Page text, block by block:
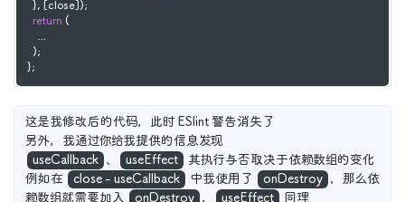
return (
};
这是我修改后的代码，此时 ESlint 警告消失了
另外，我通过你给我提供的信息发现
useCallback 、 useEffect
其执行与否取决于依赖数组的变化
例如在
close - useCallback 中我使用了 onDestroy ，那么依
赖数组就需要加入
onDestroy ， useEffect
同理